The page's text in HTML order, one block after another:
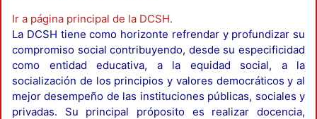
Ir a página principal de la DCSH.
La DCSH tiene como horizonte refrendar y profundizar su
compromiso social contribuyendo, desde su especificidad
como entidad educativa, a la equidad social, a la
socialización de los principios y valores democráticos y al
mejor desempeño de las instituciones públicas, sociales y
privadas. Su principal próposito es realizar docencia,